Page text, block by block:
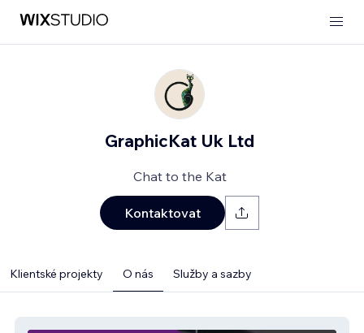
GraphicKat Uk Ltd
Chat to the Kat
Kontaktovat
Klientské projekty O nás Služby a sazby